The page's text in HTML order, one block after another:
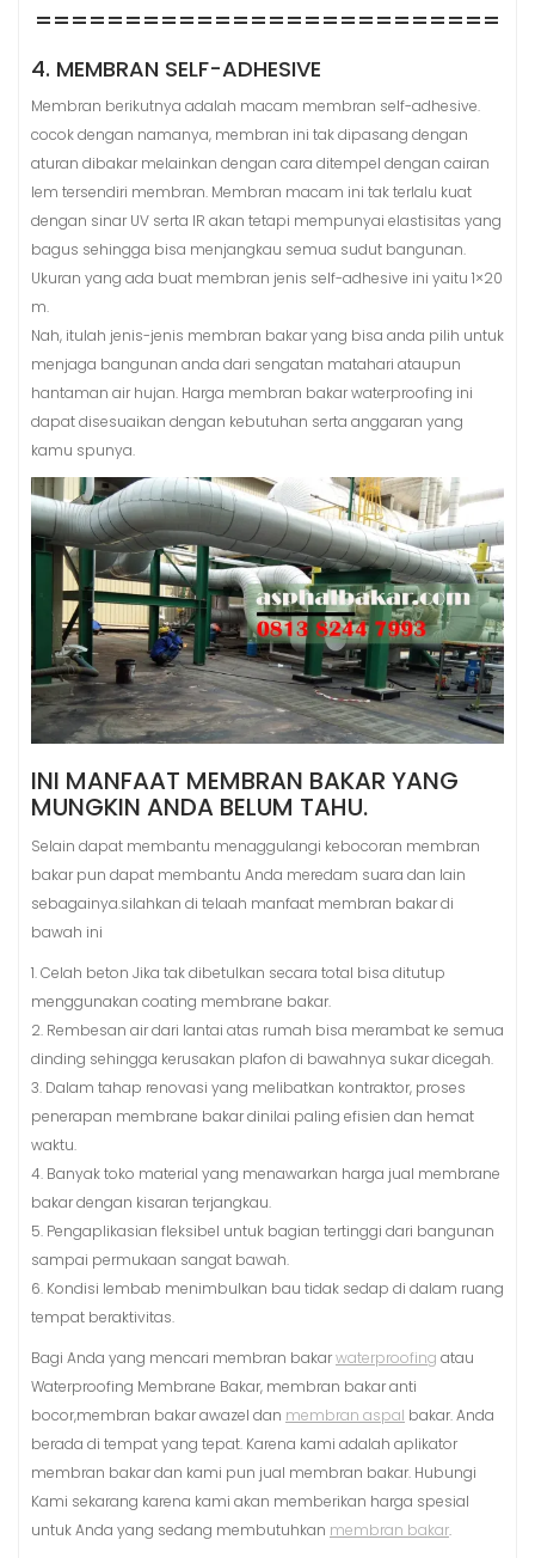
==========================
4. MEMBRAN SELF-ADHESIVE
Membran berikutnya adalah macam membran self-adhesive.
cocok dengan namanya, membran ini tak dipasang dengan
aturan dibakar melainkan dengan cara ditempel dengan cairan
lem tersendiri membran. Membran macam ini tak terlalu kuat
dengan sinar UV serta IR akan tetapi mempunyai elastisitas yang
bagus sehingga bisa menjangkau semua sudut bangunan.
Ukuran yang ada buat membran jenis self-adhesive ini yaitu 1×20
m.
Nah, itulah jenis-jenis membran bakar yang bisa anda pilih untuk
menjaga bangunan anda dari sengatan matahari ataupun
hantaman air hujan. Harga membran bakar waterproofing ini
dapat disesuaikan dengan kebutuhan serta anggaran yang
kamu spunya.
INI MANFAAT MEMBRAN BAKAR YANG
MUNGKIN ANDA BELUM TAHU.
Selain dapat membantu menaggulangi kebocoran membran
bakar pun dapat membantu Anda meredam suara dan lain
sebagainya.silahkan di telaah manfaat membran bakar di
bawah ini
1. Celah beton Jika tak dibetulkan secara total bisa ditutup
menggunakan coating membrane bakar.
2. Rembesan air dari lantai atas rumah bisa merambat ke semua
dinding sehingga kerusakan plafon di bawahnya sukar dicegah.
3. Dalam tahap renovasi yang melibatkan kontraktor, proses
penerapan membrane bakar dinilai paling efisien dan hemat
waktu.
4. Banyak toko material yang menawarkan harga jual membrane
bakar dengan kisaran terjangkau.
5. Pengaplikasian fleksibel untuk bagian tertinggi dari bangunan
sampai permukaan sangat bawah.
6. Kondisi lembab menimbulkan bau tidak sedap di dalam ruang
tempat beraktivitas.
Bagi Anda yang mencari membran bakarwaterproofing atau
Waterproofing Membrane Bakar, membran bakar anti
bocor,membran bakar awazel dan membran aspal bakar. Anda
berada di tempat yang tepat. Karena kami adalah aplikator
membran bakar dan kami pun jual membran bakar. Hubungi
Kami sekarang karena kami akan memberikan harga spesial
untuk Anda yang sedang membutuhkan membran bakar.